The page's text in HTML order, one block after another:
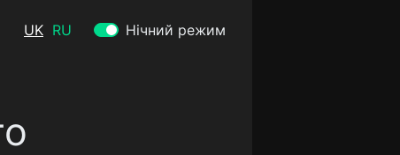
UK RU Нічний режим